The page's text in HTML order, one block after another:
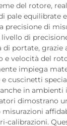
del rotore,
pale equilibrate
precisione di
di
portate, grazie
e velocità del
impiega
cuscinetti
in ambienti
dimostrano
calibrazioni.